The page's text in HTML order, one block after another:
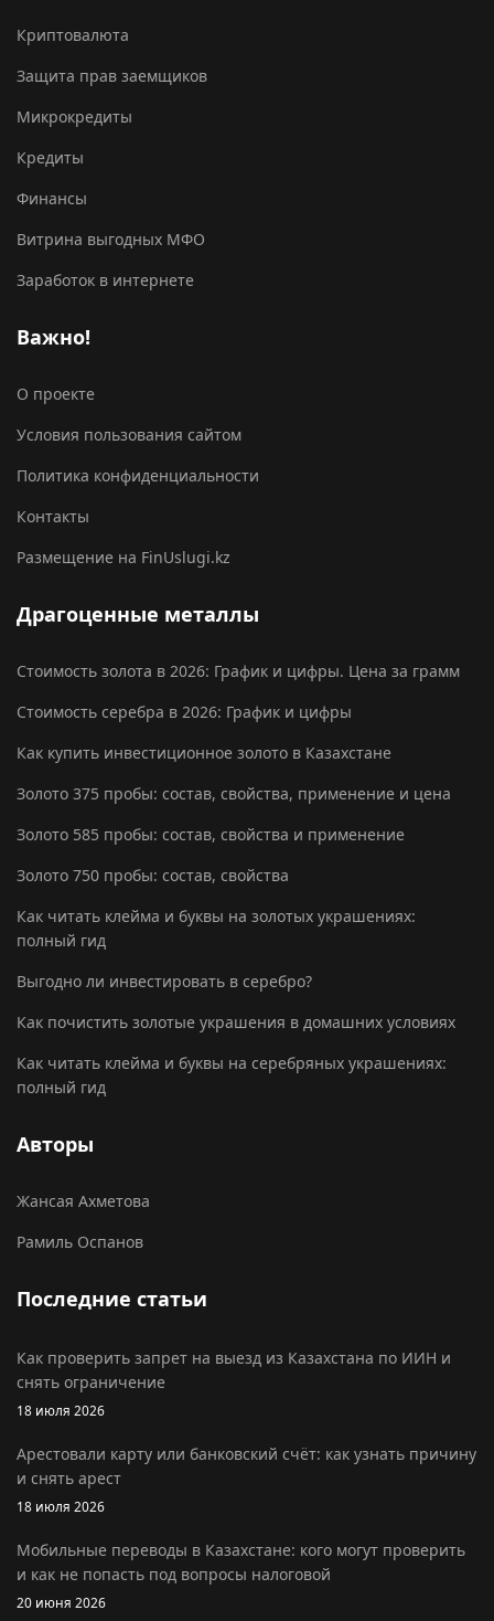
Криптовалюта
Защита прав заемщиков
Микрокредиты
Кредиты
Финансы
Витрина выгодных МФО
Заработок в интернете
Важно!
О проекте
Условия пользования сайтом
Политика конфиденциальности
Контакты
Размещение на FinUslugi.kz
Драгоценные металлы
Стоимость золота в 2026: График и цифры. Цена за грамм
Стоимость серебра в 2026: График и цифры
Как купить инвестиционное золото в Казахстане
Золото 375 пробы: состав, свойства, применение и цена
Золото 585 пробы: состав, свойства и применение
Золото 750 пробы: состав, свойства
Как читать клейма и буквы на золотых украшениях:
полный гид
Выгодно ли инвестировать в серебро?
Как почистить золотые украшения в домашних условиях
Как читать клейма и буквы на серебряных украшениях:
полный гид
Авторы
Жансая Ахметова
Рамиль Оспанов
Последние статьи
Как проверить запрет на выезд из Казахстана по ИИН и
снять ограничение
18 июля 2026
Арестовали карту или банковский счёт: как узнать причину
и снять арест
18 июля 2026
Мобильные переводы в Казахстане: кого могут проверить
и как не попасть под вопросы налоговой
20 июня 2026